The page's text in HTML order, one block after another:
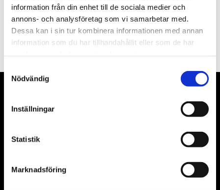
information från din enhet till de sociala medier och
annons- och analysföretag som vi samarbetar med.
Dessa kan i sin tur kombinera informationen med annan
information som du har tillhandahållit eller som de har
Nödvändig
Inställningar
Statistik
Marknadsföring
PRENUMERERA
Dina personuppgifter behandlas i enlighet med vårintegritetspolicy
Våra främsta leverantörer är KS Tools verktyg, ATH billyftar
& däckmaskiner och Master luftmaskiner. Kontakta oss
gärna om vad som helst då vi gör vårt yttersta för att hjälpa